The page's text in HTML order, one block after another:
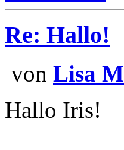
Re: Hallo!
von Lisa M
Hallo Iris!